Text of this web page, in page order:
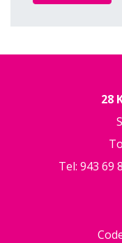
28
Tel: 943 69